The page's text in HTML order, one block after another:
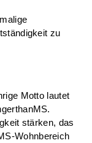
zu
Motto lautet
stärken, das
Wohnbereich